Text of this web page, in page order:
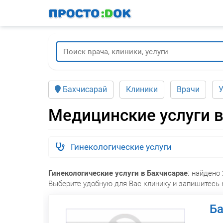
Бахчисарай Клиники Врачи
Медицинские услуги
Гинекологические услуги
Гинекологические услуги в Бахчисарае:
Выберите удобную для Вас клинику и запишитесь